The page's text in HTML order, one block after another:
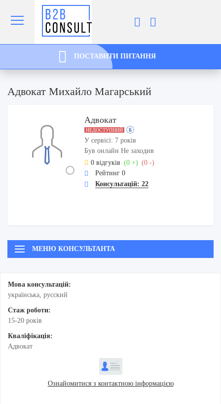
ПОСТАВИТИ ПИТАННЯ
Адвокат Михайло Магарський
Адвокат
НЕДОСТУПНИЙ
У сервісі: 7 років
Був онлайн Не заходив
0 відгуків (0 +) (0 -)
Рейтинг 0
Консультацій: 22
МЕНЮ КОНСУЛЬТАНТА
Мова консультацій:
українська, русский
Стаж роботи:
15-20 рокiв
Кваліфікація:
Адвокат
Ознайомитися з контактною інформацією